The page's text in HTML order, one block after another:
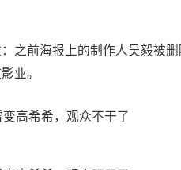
之前海报上的制作人吴毅被
业。